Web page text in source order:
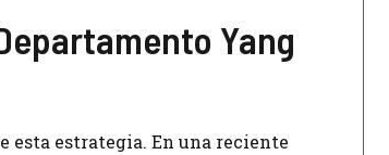
Yang
esta estrategia. En una reciente